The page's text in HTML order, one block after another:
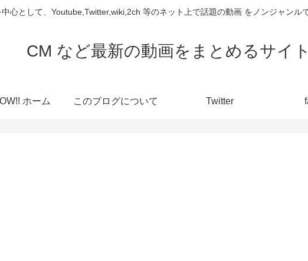
心として、Youtube,Twitter,wiki,2ch 等のネット上で話題の動画 をノンジャンル
CM など最新の動画をまとめるサイ
ホーム このブログについて Twitter